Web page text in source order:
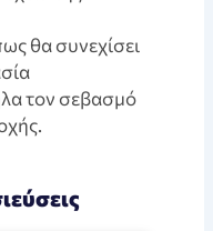
θα συνεχίσει
τον σεβασμό